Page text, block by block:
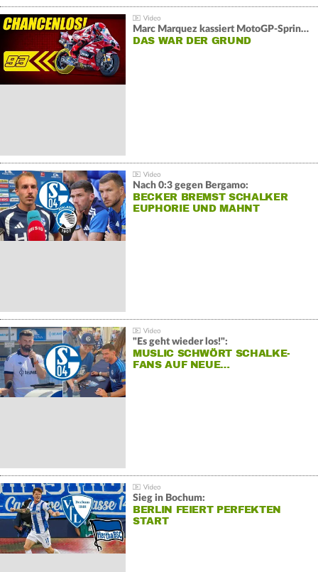
Marc Marquez kassiert MotoGP-Sprint-Schlappe:
DAS WAR DER GRUND
Nach 0:3 gegen Bergamo:
BECKER BREMST SCHALKER
EUPHORIE UND MAHNT
"Es geht wieder los!":
MUSLIC SCHWÖRT SCHALKE-
FANS AUF NEUE…
Sieg in Bochum:
BERLIN FEIERT PERFEKTEN
START